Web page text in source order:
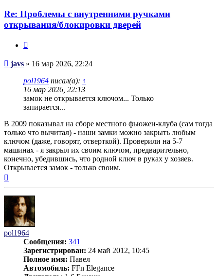
Re: Проблемы с внутренними ручками
открывания/блокировки дверей
Сообщение
javs » 16 мар 2026, 22:24
pol1964 писал(а): ↑
16 мар 2026, 22:13
замок не открывается ключом... Только
запирается...
В 2009 показывал на сборе местного фьюжен-клуба (сам тогда
только что вычитал) - наши замки можно закрыть любым
ключом (даже, говорят, отверткой). Проверили на 5-7
машинах - я закрыл их своим ключом, предварительно,
конечно, убедившись, что родной ключ в руках у хозяев.
Открывается замок - только своим.
pol1964
Сообщения: 341
Зарегистрирован: 24 май 2012, 10:45
Полное имя: Павел
Автомобиль: FFn Elegance